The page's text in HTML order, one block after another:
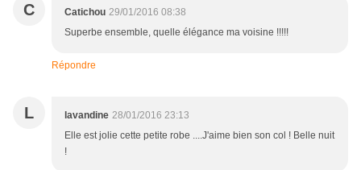
C Catichou 29/01/2016 08:38
Superbe ensemble, quelle élégance ma voisine !!!!!
Répondre
L lavandine 28/01/2016 23:13
Elle est jolie cette petite robe ....J'aime bien son col ! Belle nuit
!